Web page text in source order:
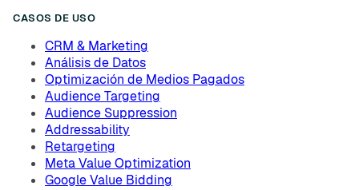
CASOS DE USO
CRM & Marketing
Análisis de Datos
Optimización de Medios Pagados
Audience Targeting
Audience Suppression
Addressability
Retargeting
Meta Value Optimization
Google Value Bidding